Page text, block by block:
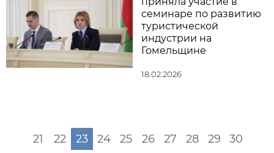
семинаре по развитию
туристической
индустрии на
Гомельщине
18.02.2026
21 22 23 24 25 26 27 28 29
30